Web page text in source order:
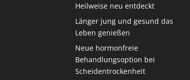
Heilweise neu entdeckt
Länger jung und gesund das
Leben genießen
Neue hormonfreie
Behandlungsoption bei
Scheidentrockenheit